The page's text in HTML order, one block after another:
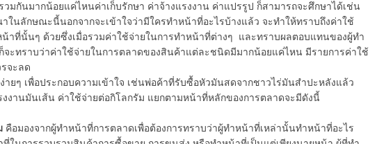
มกันมากน้อยแค่ไหนค่าเก็บรักษา ค่าจ้างแรงงาน ค่าแปรรูป ก็สามารถจะศึกษาได้เช่น
ในลักษณะนี้นอกจากจะเข้าใจว่ามีใครทำหน้าที่อะไรบ้างแล้ว จะทำให้ทราบถึงค่าใช้
น้าที่นั้นๆ ด้วยซึ่งเมื่อรวมค่าใช้จ่ายในการทำหน้าที่ต่างๆ และทราบผลตอบแทนของผู้ทำ
ะทราบว่าค่าใช้จ่ายในการตลาดของสินค้าแต่ละชนิดมีมากน้อยแค่ไหน มีรายการค่าใช้
จะลด
เพื่อประกอบความเข้าใจ เช่นพ่อค้าที่รับซื้อหัวมันสดจากชาวไร่มันสำปะหลังแล้ว
งงานมันเส้น ค่าใช้จ่ายต่อกิโลกรัม แยกตามหน้าที่หลักของการตลาดจะมีดังนี้
คือมองจากผู้ทำหน้าที่การตลาดเพื่อต้องการทราบว่าผู้ทำหน้าที่เหล่านั้นทำหน้าที่อะไร